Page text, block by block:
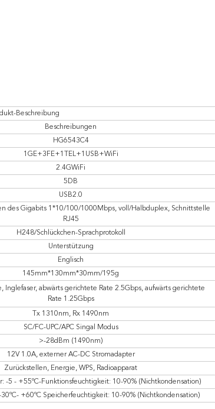
Beschreibung
Beschreibungen
HG6543C4
1GE+3FE+1TEL+1USB+WiFi
2.4GWiFi
5DB
USB2.0
des Gigabits 1*10/100/1000Mbps, voll/Halbduplex, Schnittstelle
RJ45
H248/Schlückchen-Sprachprotokoll
Unterstützung
Englisch
145mm*130mm*30mm/195g
Inglefaser, abwärts gerichtete Rate 2.5Gbps, aufwärts gerichtete
Rate 1.25Gbps
Tx 1310nm, Rx 1490nm
SC/FC-UPC/APC Singal Modus
>-28dBm (1490nm)
12V 1.0A, externer AC-DC Stromadapter
Zurückstellen, Energie, WPS, Radioapparat
-5 - +55ºC-Funktionsfeuchtigkeit: 10-90% (Nichtkondensation)
+60ºC Speicherfeuchtigkeit: 10-90% (Nichtkondensation)